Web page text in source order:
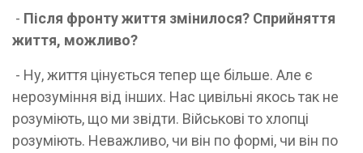
- Після фронту життя змінилося? Сприйняття
життя, можливо?
- Ну, життя цінується тепер ще більше. Але є
нерозуміння від інших. Нас цивільні якось так не
розуміють, що ми звідти. Військові то хлопці
розуміють. Неважливо, чи він по формі, чи він по